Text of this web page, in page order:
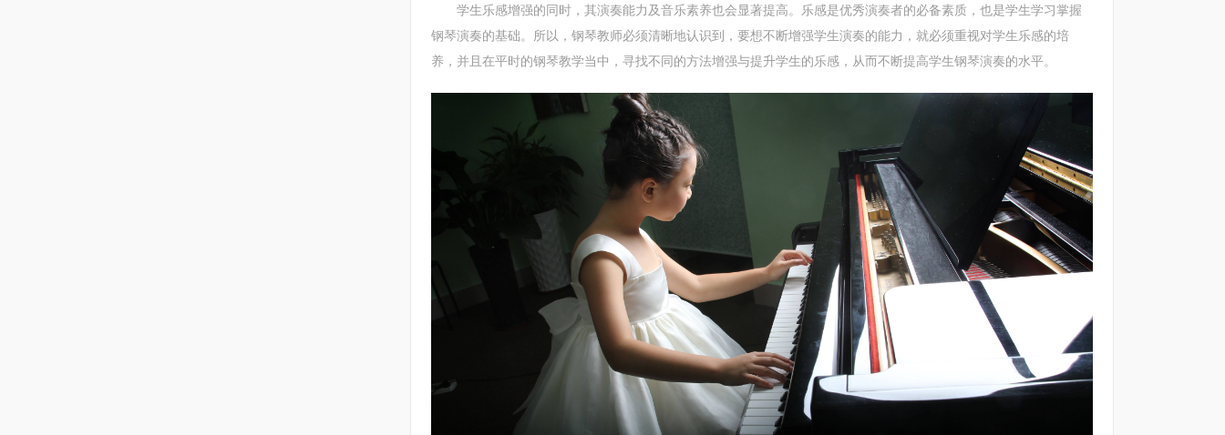
学生乐感增强的同时，其演奏能力及音乐素养也会显著提高。乐感是优秀演奏者的必备素质，也是学生学习掌握
钢琴演奏的基础。所以，钢琴教师必须清晰地认识到，要想不断增强学生演奏的能力，就必须重视对学生乐感的培
养，并且在平时的钢琴教学当中，寻找不同的方法增强与提升学生的乐感，从而不断提高学生钢琴演奏的水平。